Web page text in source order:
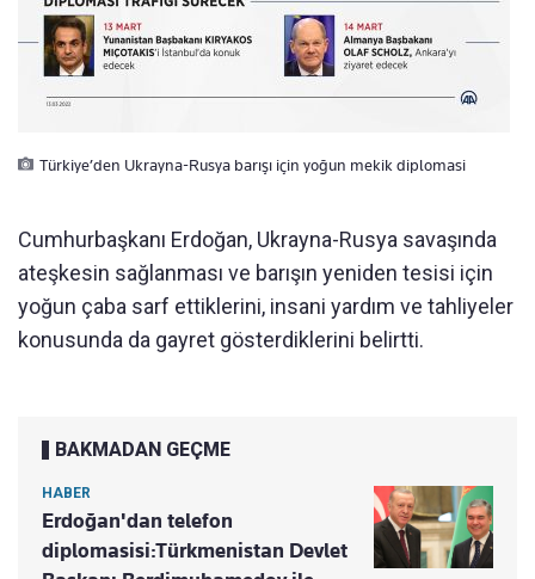
Türkiye’den Ukrayna-Rusya barışı için yoğun mekik diplomasi
Cumhurbaşkanı Erdoğan, Ukrayna-Rusya savaşında
ateşkesin sağlanması ve barışın yeniden tesisi için
yoğun çaba sarf ettiklerini, insani yardım ve tahliyeler
konusunda da gayret gösterdiklerini belirtti.
BAKMADAN GEÇME
HABER
Erdoğan'dan telefon
diplomasisi:Türkmenistan Devlet